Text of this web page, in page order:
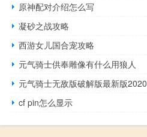
原神配对介绍怎么写
凝砂之战攻略
西游女儿国合宠攻略
元气骑士供奉雕像有什么用狼人
元气骑士无敌版破解版最新版2020
cf pin怎么显示